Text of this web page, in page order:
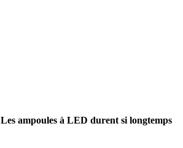
Les ampoules à LED durent si longtemps